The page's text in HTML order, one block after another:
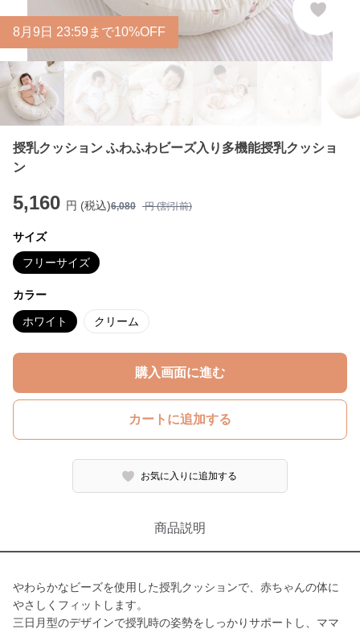
8 月 9 日 23:59まで10%OFF
授乳クッション ふわふわビーズ入り多機能授乳クッショ
ン
5,160 円 (税込)6,080 円 (割引前)
サイズ
フリーサイズ
カラー
ホワイト クリーム
購入画面に進む
カートに追加する
お気に入りに追加する
商品説明
やわらかなビーズを使用した授乳クッションで、赤ちゃんの体に
やさしくフィットします。
三日月型のデザインで授乳時の姿勢をしっかりサポートし、ママ